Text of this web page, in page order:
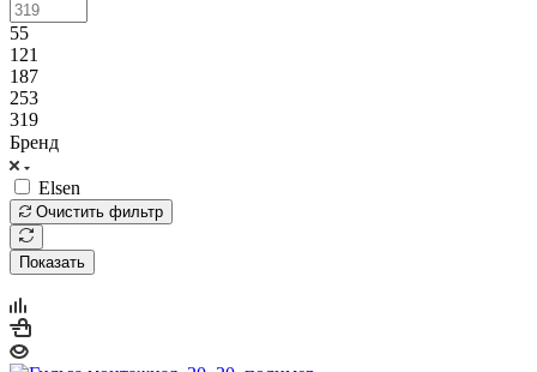
55
121
187
253
319
Бренд
Elsen
Очистить фильтр
Показать